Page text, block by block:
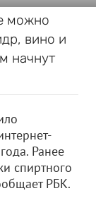
можно
вино и
начнут
Ранее
спиртного
РБК.